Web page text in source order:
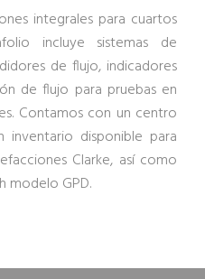
integrales para cuartos
incluye sistemas de
de flujo, indicadores
de flujo para pruebas en
Contamos con un centro
disponible para
Clarke, así como
modelo GPD.